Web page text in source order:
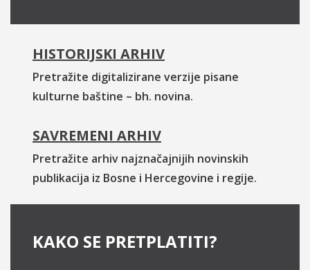
HISTORIJSKI ARHIV
Pretražite digitalizirane verzije pisane
kulturne baštine – bh. novina.
SAVREMENI ARHIV
Pretražite arhiv najznačajnijih novinskih
publikacija iz Bosne i Hercegovine i regije.
KAKO SE PRETPLATITI?